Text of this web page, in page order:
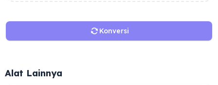
Konversi
Alat Lainnya